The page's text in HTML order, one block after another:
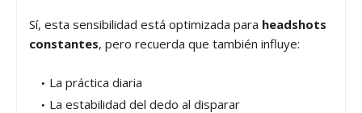
Sí, esta sensibilidad está optimizada para headshots
constantes, pero recuerda que también influye:
La práctica diaria
La estabilidad del dedo al disparar